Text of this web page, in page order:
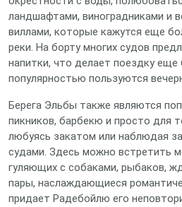
ландшафтами, виноградниками и
виллами, которые кажутся еще
реки. На борту многих судов
напитки, что делает поездку еще
популярностью пользуются
Берега Эльбы также являются
пикников, барбекю и просто для
любуясь закатом или наблюдая
судами. Здесь можно встретить
гуляющих с собаками, рыбаков,
пары, наслаждающиеся
придает Радебойлю его